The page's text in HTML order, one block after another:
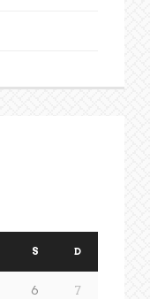
S D
6 7